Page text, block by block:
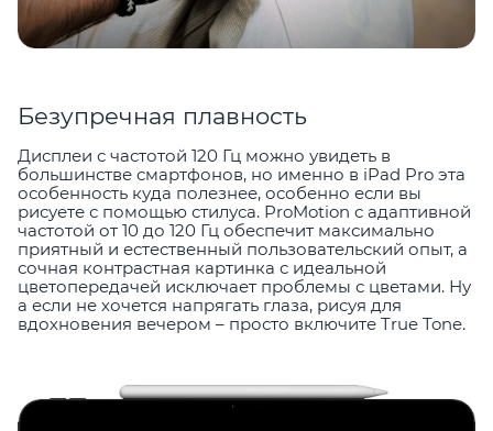
Безупречная плавность
Дисплеи с частотой 120 Гц можно увидеть в
большинстве смартфонов, но именно в iPad Pro эта
особенность куда полезнее, особенно если вы
рисуете с помощью стилуса. ProMotion с адаптивной
частотой от 10 до 120 Гц обеспечит максимально
приятный и естественный пользовательский опыт, а
сочная контрастная картинка с идеальной
цветопередачей исключает проблемы с цветами. Ну
а если не хочется напрягать глаза, рисуя для
вдохновения вечером – просто включите True Tone.